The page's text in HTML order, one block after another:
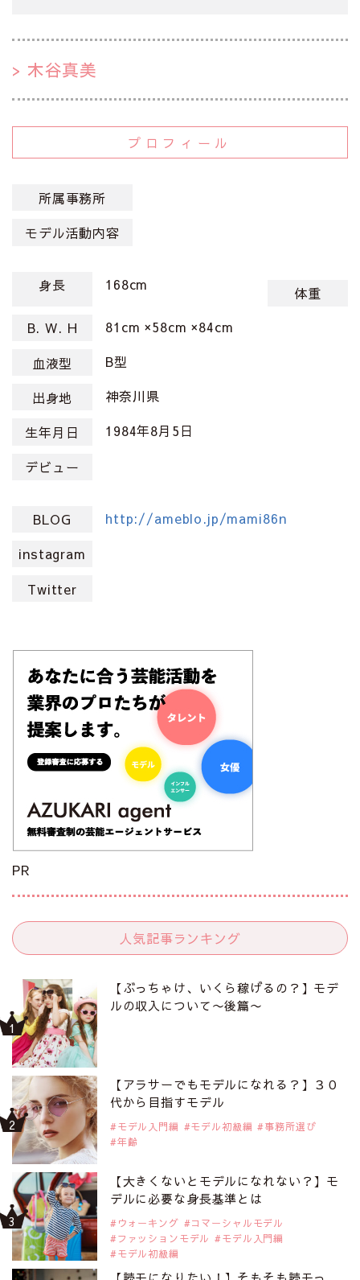
木谷真美
プロフィール
所属事務所
モデル活動内容
身長 168cm
体重
B. W. H
81cm ×58cm ×84cm
血液型 B型
出身地 神奈川県
生年月日 1984年8月5日
デビュー
BLOG http://ameblo.jp/mami86n
instagram
Twitter
PR
人気記事ランキング
【ぶっちゃけ、いくら稼げるの？】モデ
ルの収入について〜後篇〜
【アラサーでもモデルになれる？】３０
代から目指すモデル
モデル入門編 モデル初級編
事務所選び
年齢
【大きくないとモデルになれない？】モ
デルに必要な身長基準とは
ウォーキング
コマーシャルモデル
ファッションモデル
モデル入門編
モデル初級編